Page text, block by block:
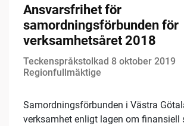
Ansvarsfrihet för
samordningsförbunden för
verksamhetsåret 2018
Teckenspråkstolkad 8 oktober 2019
Regionfullmäktige
Samordningsförbunden i Västra
verksamhet enligt lagen om finansiell